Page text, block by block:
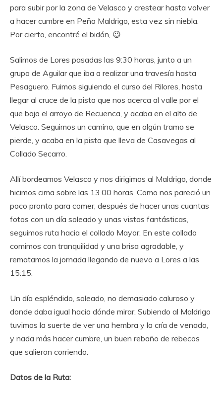
para subir por la zona de Velasco y crestear hasta volver
a hacer cumbre en Peña Maldrigo, esta vez sin niebla.
Por cierto, encontré el bidón, 😉
Salimos de Lores pasadas las 9:30 horas, junto a un
grupo de Aguilar que iba a realizar una travesía hasta
Pesaguero. Fuimos siguiendo el curso del Rilores, hasta
llegar al cruce de la pista que nos acerca al valle por el
que baja el arroyo de Recuenca, y acaba en el alto de
Velasco. Seguimos un camino, que en algún tramo se
pierde, y acaba en la pista que lleva de Casavegas al
Collado Secarro.
Allí bordeamos Velasco y nos dirigimos al Maldrigo, donde
hicimos cima sobre las 13.00 horas. Como nos pareció un
poco pronto para comer, después de hacer unas cuantas
fotos con un día soleado y unas vistas fantásticas,
seguimos ruta hacia el collado Mayor. En este collado
comimos con tranquilidad y una brisa agradable, y
rematamos la jornada llegando de nuevo a Lores a las
15:15.
Un día espléndido, soleado, no demasiado caluroso y
donde daba igual hacia dónde mirar. Subiendo al Maldrigo
tuvimos la suerte de ver una hembra y la cría de venado,
y nada más hacer cumbre, un buen rebaño de rebecos
que salieron corriendo.
Datos de la Ruta: